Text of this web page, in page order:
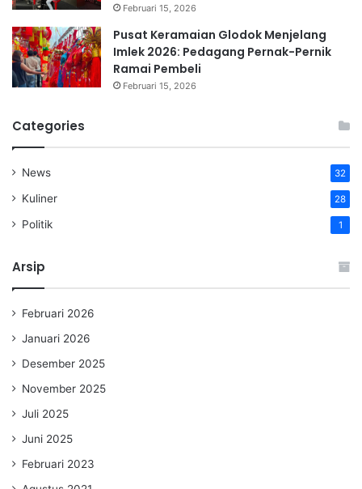
Februari 15, 2026
Pusat Keramaian Glodok Menjelang
Imlek 2026: Pedagang Pernak-Pernik
Ramai Pembeli
Februari 15, 2026
Categories
News 32
Kuliner 28
Politik 1
Arsip
Februari 2026
Januari 2026
Desember 2025
November 2025
Juli 2025
Juni 2025
Februari 2023